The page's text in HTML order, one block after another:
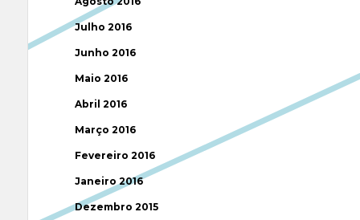
Julho 2016
Junho 2016
Maio 2016
Abril 2016
Março 2016
Fevereiro 2016
Janeiro 2016
Dezembro 2015